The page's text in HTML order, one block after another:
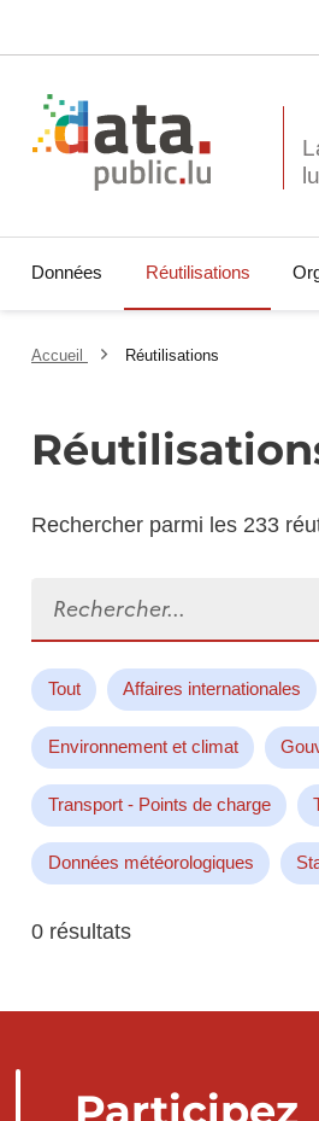
Données Réutilisations
Accueil Réutilisations
Rechercher parmi les 233
Tout Affaires internationales
Environnement et climat
Transport - Points de charge
Données météorologiques
0 résultats